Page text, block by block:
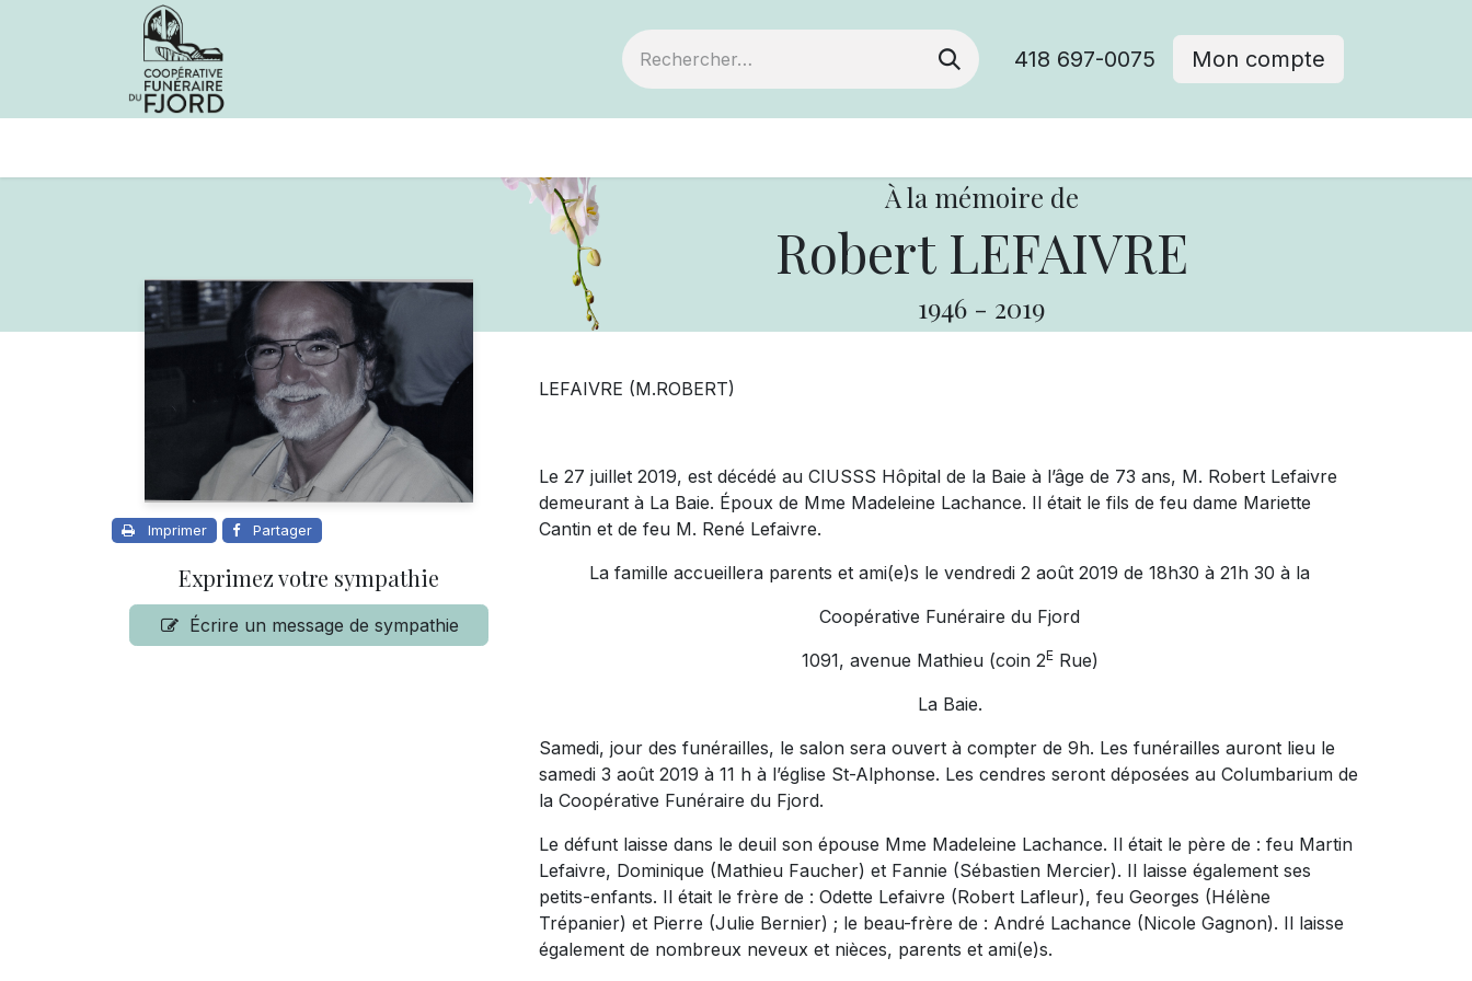
418 697-0075 Mon compte
À la mémoire de
Robert LEFAIVRE
1946 - 2019
Imprimer Partager
Exprimez votre sympathie
Écrire un message de sympathie
LEFAIVRE (M.ROBERT)
Le 27 juillet 2019, est décédé au CIUSSS Hôpital de la Baie à l’âge de 73 ans, M. Robert Lefaivre
demeurant à La Baie. Époux de Mme Madeleine Lachance. Il était le fils de feu dame Mariette
Cantin et de feu M. René Lefaivre.
La famille accueillera parents et ami(e)s le vendredi 2 août 2019 de 18h30 à 21h 30 à la
Coopérative Funéraire du Fjord
1091, avenue Mathieu (coin 2ERue)
La Baie.
Samedi, jour des funérailles, le salon sera ouvert à compter de 9h. Les funérailles auront lieu le
samedi 3 août 2019 à 11 h à l’église St-Alphonse. Les cendres seront déposées au Columbarium de
la Coopérative Funéraire du Fjord.
Le défunt laisse dans le deuil son épouse Mme Madeleine Lachance. Il était le père de : feu Martin
Lefaivre, Dominique (Mathieu Faucher) et Fannie (Sébastien Mercier). Il laisse également ses
petits-enfants. Il était le frère de : Odette Lefaivre (Robert Lafleur), feu Georges (Hélène
Trépanier) et Pierre (Julie Bernier) ; le beau-frère de : André Lachance (Nicole Gagnon). Il laisse
également de nombreux neveux et nièces, parents et ami(e)s.